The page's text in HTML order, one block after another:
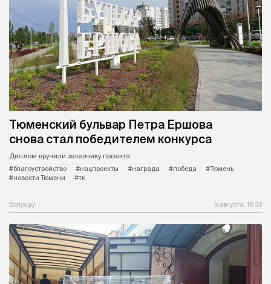
Тюменский бульвар Петра Ершова
снова стал победителем конкурса
Диплом вручили заказчику проекта.
#благоустройство
#нацпроекты #награда #победа
#Тюмень
#новости Тюмени
#тк
Вслух.ру 5 августа, 16:33